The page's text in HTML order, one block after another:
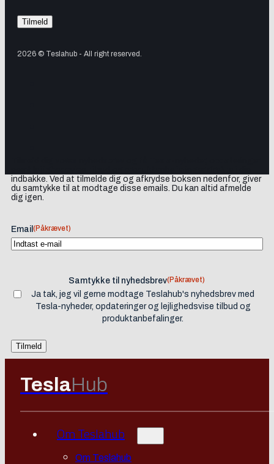
2026 © Teslahub - All right reserved.
indbakke. Ved at tilmelde dig og afkrydse boksen nedenfor, giver
du samtykke til at modtage disse emails. Du kan altid afmelde
dig igen.
Email (Påkrævet)
Samtykke til nyhedsbrev(Påkrævet)
Ja tak, jeg vil gerne modtage Teslahub's nyhedsbrev med
Tesla-nyheder, opdateringer og lejlighedsvise tilbud og
produktanbefalinger.
TeslaHub
Om Teslahub
Om Teslahub